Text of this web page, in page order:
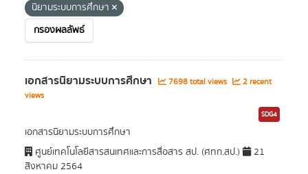
นิยามระบบการศึกษา
กรองผลลัพธ์
เอกสารนิยามระบบการศึกษา 7698 total views
2 recent
views
SDG4
เอกสารนิยามระบบการศึกษา
ศูนย์เทคโนโลยีสารสนเทศและการสื่อสาร สป. (ศทก.สป.)
21
สิงหาคม 2564